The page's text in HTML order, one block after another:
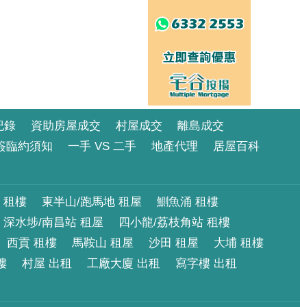
錄 資助房屋成交 村屋成交
離島成交
臨約須知 一手 VS 二手 地產代理
居屋百科
租樓 東半山/跑馬地 租屋
鰂魚涌 租樓
深水埗/南昌站 租屋
四小龍/荔枝角站 租樓
西貢 租樓 馬鞍山 租屋 沙田 租屋
大埔 租樓
村屋 出租 工廠大廈 出租
寫字樓 出租